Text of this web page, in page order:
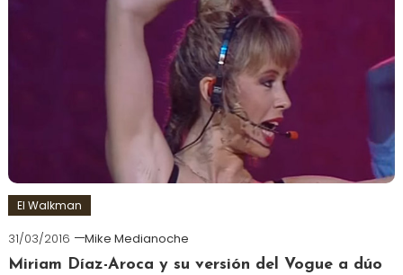
El Walkman
31/03/2016
Mike Medianoche
Miriam Díaz-Aroca y su versión del Vogue a dúo